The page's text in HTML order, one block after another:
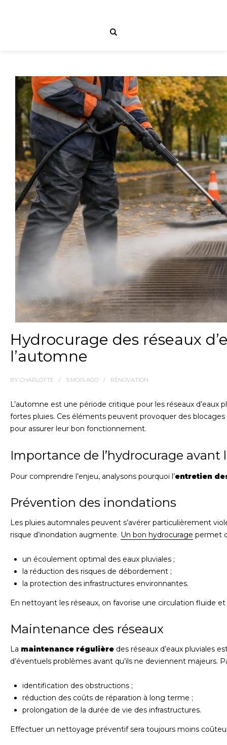
Hydrocurage des réseaux
l’automne
BY CHARLOTTE 3 MOIS AGO RÉNOVATION
L’automne est une période critique pour les réseaux
fortes pluies. Ces éléments peuvent provoquer des
pour assurer leur bon fonctionnement.
Importance de l’hydrocurage avant
Pour comprendre l’enjeu, analysons pourquoi l’entretien
Prévention des inondations
Les pluies automnales peuvent s’avérer particulièrement
risque d’inondation augmente. Un bon hydrocurage permet
un écoulement optimal des eaux pluviales ;
la réduction des risques de débordement ;
la protection des infrastructures environnantes.
En nettoyant les réseaux, on favorise une circulation fluide
Maintenance des réseaux
La maintenance régulière des réseaux d’eaux pluviales
d’éventuels problèmes avant qu’ils ne deviennent majeurs.
identification des obstructions ;
réduction des coûts de réparation à long terme ;
prolongation de la durée de vie des infrastructures.
Effectuer un nettoyage préventif sera toujours moins